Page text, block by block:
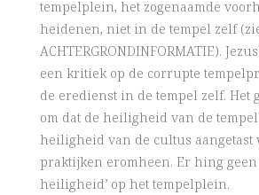
tempelplein, het zogenaamde
heidenen, niet in de tempel zelf
ACHTERGRONDINFORMATIE).
een kritiek op de corrupte
de eredienst in de tempel zelf. Het
om dat de heiligheid van de
heiligheid van de cultus aangetast
praktijken eromheen. Er hing geen
heiligheid’ op het tempelplein.